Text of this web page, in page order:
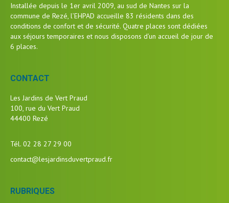
Installée depuis le 1er avril 2009, au sud de Nantes sur la
commune de Rezé, l’EHPAD accueille 83 résidents dans des
conditions de confort et de sécurité. Quatre places sont dédiées
aux séjours temporaires et nous disposons d’un accueil de jour de
6 places.
CONTACT
Les Jardins de Vert Praud
100, rue du Vert Praud
44400 Rezé
Tél. 02 28 27 29 00
contact@lesjardinsduvertpraud.fr
RUBRIQUES